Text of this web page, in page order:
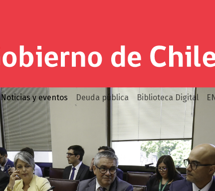
Noticias y eventos Deuda pública Biblioteca Digital